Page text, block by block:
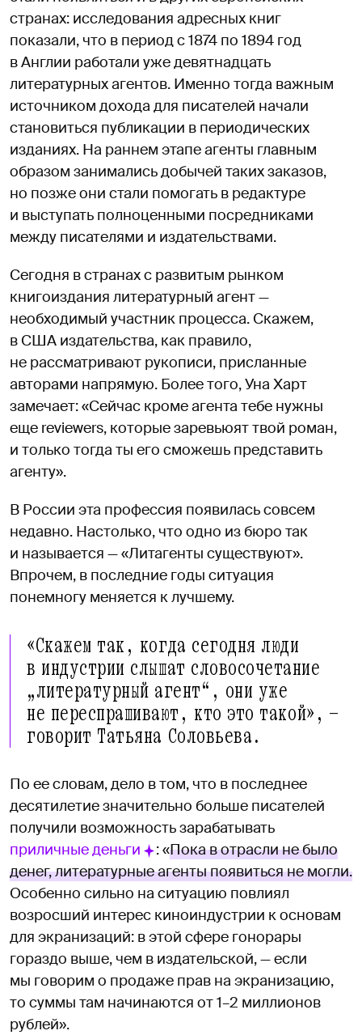
странах: исследования адресных книг
показали, что в период с 1874 по 1894 год
в Англии работали уже девятнадцать
литературных агентов. Именно тогда важным
источником дохода для писателей начали
становиться публикации в периодических
изданиях. На раннем этапе агенты главным
образом занимались добычей таких заказов,
но позже они стали помогать в редактуре
и выступать полноценными посредниками
между писателями и издательствами.
Сегодня в странах с развитым рынком
книгоиздания литературный агент —
необходимый участник процесса. Скажем,
в США издательства, как правило,
не рассматривают рукописи, присланные
авторами напрямую. Более того, Уна Харт
замечает: «Сейчас кроме агента тебе нужны
еще reviewers, которые заревьюят твой роман,
и только тогда ты его сможешь представить
агенту».
В России эта профессия появилась совсем
недавно. Настолько, что одно из бюро так
и называется — «Литагенты существуют».
Впрочем, в последние годы ситуация
понемногу меняется к лучшему.
«Скажем так, когда сегодня люди
в индустрии слышат словосочетание
„литературный агент“, они уже
не переспрашивают, кто это такой», —
говорит Татьяна Соловьева.
По ее словам, дело в том, что в последнее
десятилетие значительно больше писателей
получили возможность зарабатывать
приличные деньги
: «Пока в отрасли не было
денег, литературные агенты появиться не могли.
Особенно сильно на ситуацию повлиял
возросший интерес киноиндустрии к основам
для экранизаций: в этой сфере гонорары
гораздо выше, чем в издательской, — если
мы говорим о продаже прав на экранизацию,
то суммы там начинаются от 1–2 миллионов
рублей».